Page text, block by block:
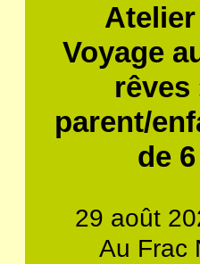
Voyage
rêves
parent/
de
29 août
Au Frac